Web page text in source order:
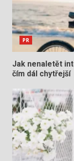
PR
Jak nenaletět
čím dál chytřejší